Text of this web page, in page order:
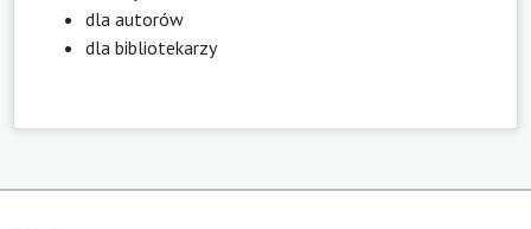
dla autorów
dla bibliotekarzy